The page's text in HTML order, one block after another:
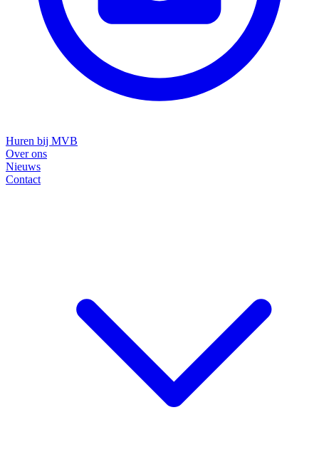
Huren bij MVB
Over ons
Nieuws
Contact